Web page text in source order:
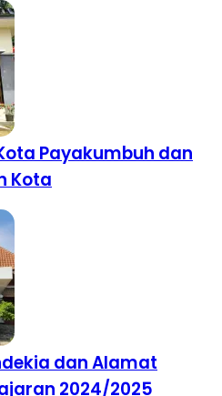
Payakumbuh dan
Kota
dan Alamat
2024/2025